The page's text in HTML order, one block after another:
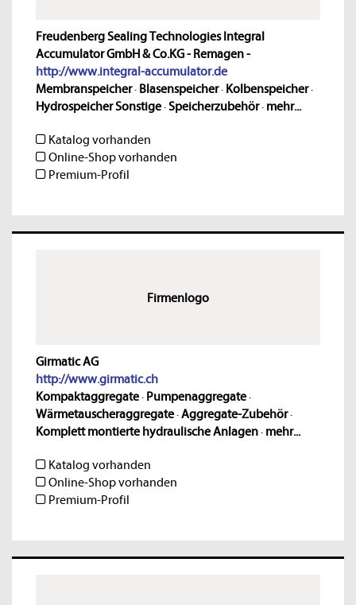
Freudenberg Sealing Technologies Integral
Accumulator GmbH & Co.KG - Remagen -
http://www.integral-accumulator.de
Membranspeicher· Blasenspeicher· Kolbenspeicher·
Hydrospeicher Sonstige·Speicherzubehör· mehr...
Katalog vorhanden
Online-Shop vorhanden
Premium-Profil
Firmenlogo
Girmatic AG
http://www.girmatic.ch
Kompaktaggregate· Pumpenaggregate·
Wärmetauscheraggregate·Aggregate-Zubehör·
Komplett montierte hydraulische Anlagen· mehr...
Katalog vorhanden
Online-Shop vorhanden
Premium-Profil